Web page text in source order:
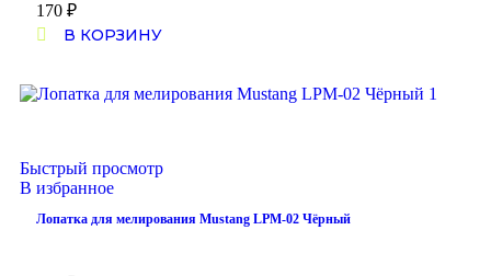
170 ₽
В КОРЗИНУ
Быстрый просмотр
В избранное
Лопатка для мелирования Mustang LPM-02 Чёрный